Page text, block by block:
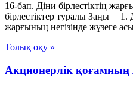
16-бап. Дiни бiрлестiктiң
бірлестіктер туралы Заңы 1.
жарғының негiзiнде жүзеге
Толық оқу »
Акционерлік